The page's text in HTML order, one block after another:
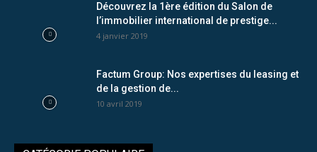
Découvrez la 1ère édition du Salon de
l’immobilier international de prestige...
4 janvier 2019
Factum Group: Nos expertises du leasing et
de la gestion de...
10 avril 2019